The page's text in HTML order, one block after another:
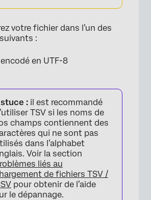
votre fichier dans l’un des
:
en UTF-8
: il est recommandé
TSV si les noms de
champs contiennent des
qui ne sont pas
dans l’alphabet
Voir la section
liés au
de fichiers TSV /
pour obtenir de l’aide
le dépannage.